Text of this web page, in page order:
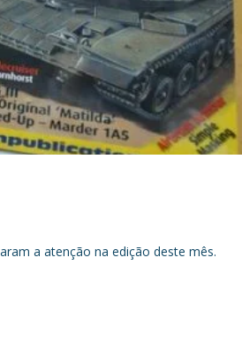
a atenção na edição deste mês.